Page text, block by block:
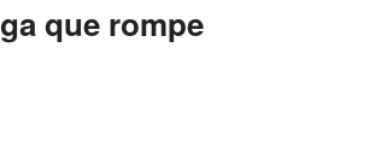
que rompe